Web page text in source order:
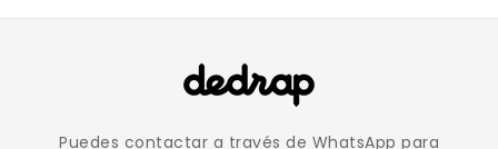
Puedes contactar a través de WhatsApp para